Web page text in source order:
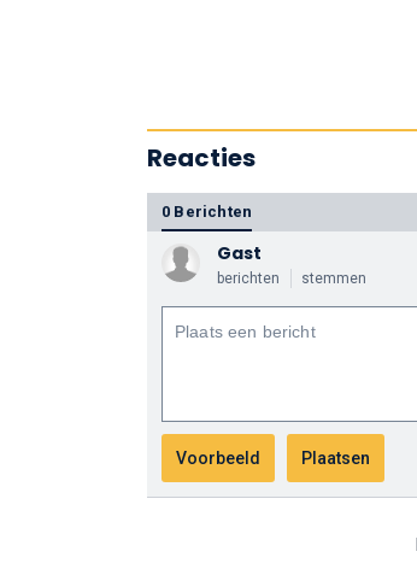
Reacties
0 Berichten
Gast
berichten stemmen